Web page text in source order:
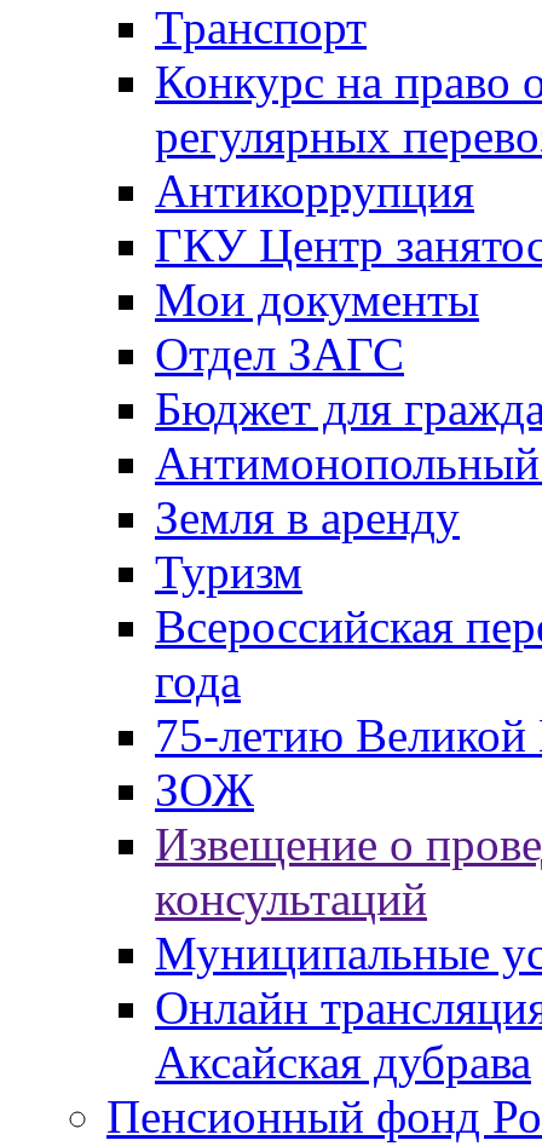
Транспорт
Конкурс на право
регулярных
Антикоррупция
ГКУ Центр
Мои документы
Отдел ЗАГС
Бюджет для
Антимонопольный
Земля в аренду
Туризм
Всероссийская
года
75-летию
ЗОЖ
Извещение о
консультаций
Муниципальные
Онлайн
Аксайская дубрава
Пенсионный фонд